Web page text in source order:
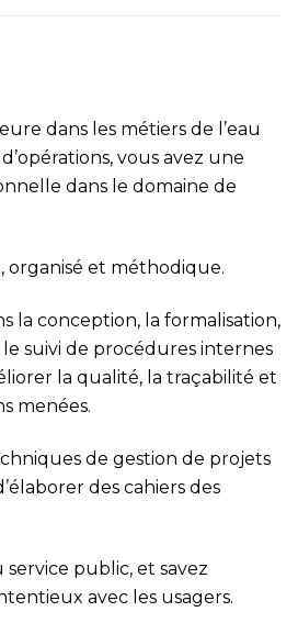
dans les métiers de l’eau
vous avez une
dans le domaine de
organisé et méthodique.
la conception, la formalisation,
suivi de procédures internes
la qualité, la traçabilité et
menées.
de gestion de projets
des cahiers des
service public, et savez
avec les usagers.